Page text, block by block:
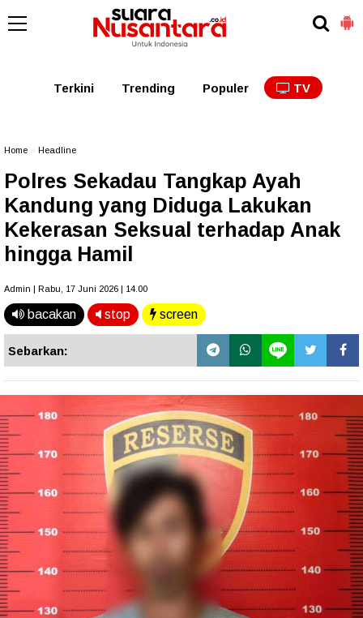
Kalbar Kalteng
Terkini Trending Populer TV
Home Headline
Polres Sekadau Tangkap Ayah
Kandung yang Diduga Lakukan
Kekerasan Seksual terhadap Anak
hingga Hamil
Admin | Rabu, 17 Juni 2026 | 14.00
bacakan stop screen
Sebarkan: